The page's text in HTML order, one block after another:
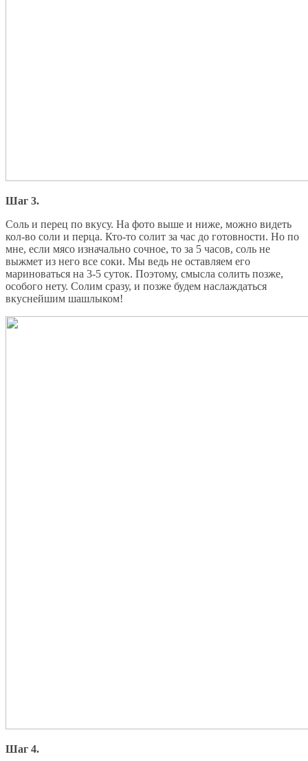
Шаг 3.
Соль и перец по вкусу. На фото выше и ниже, можно видеть
кол-во соли и перца. Кто-то солит за час до готовности. Но по
мне, если мясо изначально сочное, то за 5 часов, соль не
выжмет из него все соки. Мы ведь не оставляем его
мариноваться на 3-5 суток. Поэтому, смысла солить позже,
особого нету. Солим сразу, и позже будем наслаждаться
вкуснейшим шашлыком!
Шаг 4.